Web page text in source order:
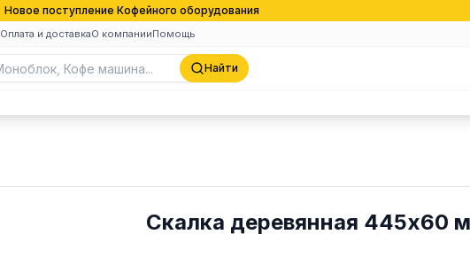
Новое поступление Кофейного оборудования
Оплата и доставкаО компанииПомощь
Найти
Скалка деревянная 445х60